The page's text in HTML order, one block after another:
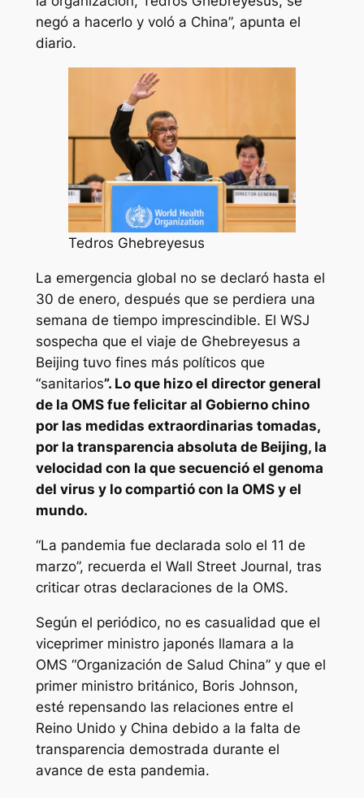
negó a hacerlo y voló a China”, apunta el
diario.
Tedros Ghebreyesus
La emergencia global no se declaró hasta el
30 de enero, después que se perdiera una
semana de tiempo imprescindible. El WSJ
sospecha que el viaje de Ghebreyesus a
Beijing tuvo fines más políticos que
“sanitarios”. Lo que hizo el director general
de la OMS fue felicitar al Gobierno chino
por las medidas extraordinarias tomadas,
por la transparencia absoluta de Beijing, la
velocidad con la que secuenció el genoma
del virus y lo compartió con la OMS y el
mundo.
“La pandemia fue declarada solo el 11 de
marzo”, recuerda el Wall Street Journal, tras
criticar otras declaraciones de la OMS.
Según el periódico, no es casualidad que el
viceprimer ministro japonés llamara a la
OMS “Organización de Salud China” y que el
primer ministro británico, Boris Johnson,
esté repensando las relaciones entre el
Reino Unido y China debido a la falta de
transparencia demostrada durante el
avance de esta pandemia.